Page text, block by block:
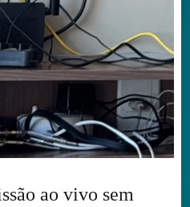
ao vivo sem